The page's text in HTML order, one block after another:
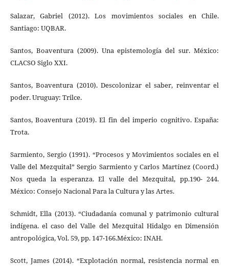
Salazar, Gabriel (2012). Los movimientos sociales en Chile.
Santiago: UQBAR.
Santos, Boaventura (2009). Una epistemología del sur. México:
CLACSO Siglo XXI.
Santos, Boaventura (2010). Descolonizar el saber, reinventar el
poder. Uruguay: Trilce.
Santos, Boaventura (2019). El fin del imperio cognitivo. España:
Trota.
Sarmiento, Sergio (1991). “Procesos y Movimientos sociales en el
Valle del Mezquital” Sergio Sarmiento y Carlos Martínez (Coord.)
Nos queda la esperanza. El valle del Mezquital, pp.190- 244.
México: Consejo Nacional Para la Cultura y las Artes.
Schmidt, Ella (2013). “Ciudadanía comunal y patrimonio cultural
indígena. el caso del Valle del Mezquital Hidalgo en Dimensión
antropológica, Vol. 59, pp. 147-166.México: INAH.
Scott, James (2014). “Explotación normal, resistencia normal en